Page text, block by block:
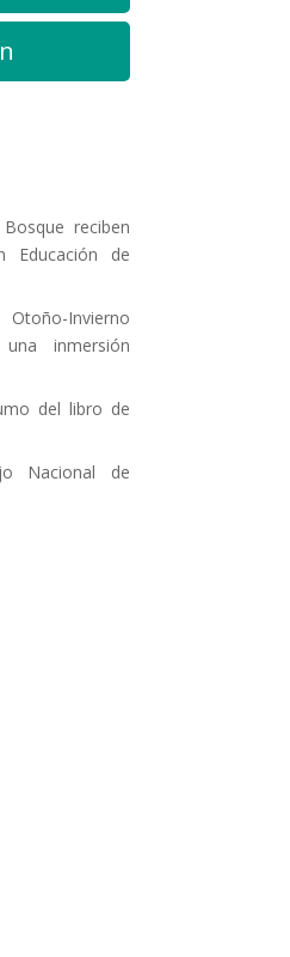
reciben
Educación de
Invierno
una inmersión
del libro de
Nacional de